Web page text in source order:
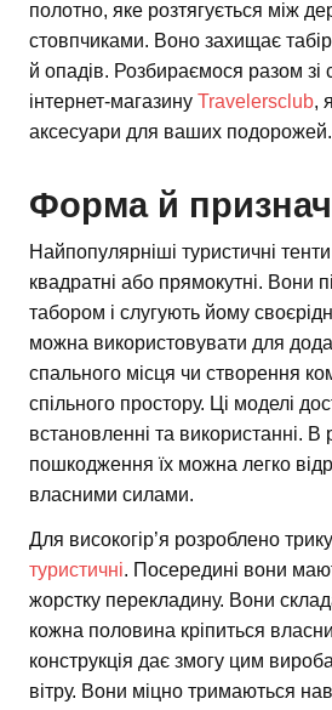
полотно, яке розтягується між
стовпчиками. Воно захищає
й опадів. Розбираємося разом зі
інтернет-магазину Travelersclub,
аксесуари для ваших подорожей.
Форма й
Найпопулярніші туристичні
квадратні або прямокутні. Вони
табором і слугують йому
можна використовувати для
спального місця чи створення
спільного простору. Ці моделі
встановленні та використанні. В
пошкодження їх можна легко
власними силами.
Для високогір’я розроблено
туристичні. Посередині вони
жорстку перекладину. Вони
кожна половина кріпиться
конструкція дає змогу цим
вітру. Вони міцно тримаються